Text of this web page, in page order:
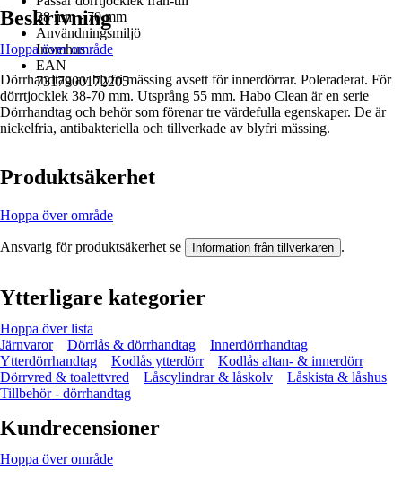
38 mm - 70 mm
Användningsmiljö
Inomhus
EAN
7317900172205
Beskrivning
Hoppa över område
Dörrhandtag av blyfri mässing avsett för innerdörrar. Poleraderat. För
dörrtjocklek 38-70 mm. Utsprång 55 mm. Habo Clean är en serie
Dörrhandtag och behör som förenar tre värdefulla egenskaper. De är
nickelfria, antibakteriella och tillverkade av blyfri mässing.
Produktsäkerhet
Hoppa över område
Ansvarig för produktsäkerhet se Information från tillverkaren .
Ytterligare kategorier
Hoppa över lista
Järnvaror
Dörrlås & dörrhandtag
Innerdörrhandtag
Ytterdörrhandtag
Kodlås ytterdörr
Kodlås altan- & innerdörr
Dörrvred & toalettvred
Låscylindrar & låskolv
Låskista & låshus
Tillbehör - dörrhandtag
Kundrecensioner
Hoppa över område